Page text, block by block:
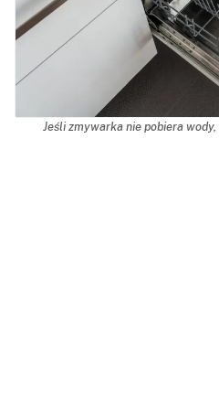
Jeśli zmywarka nie pobiera